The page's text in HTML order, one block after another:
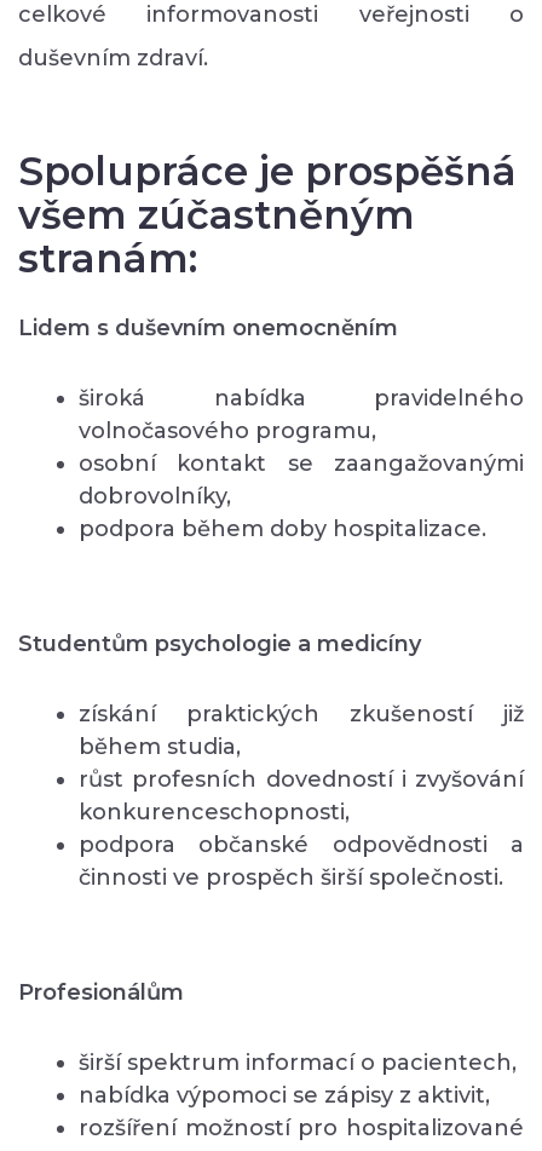
celkové informovanosti veřejnosti o
duševním zdraví.
Spolupráce je prospěšná
všem zúčastněným
stranám:
Lidem s duševním onemocněním
široká nabídka pravidelného
volnočasového programu,
osobní kontakt se zaangažovanými
dobrovolníky,
podpora během doby hospitalizace.
Studentům psychologie a medicíny
získání praktických zkušeností již
během studia,
růst profesních dovedností i zvyšování
konkurenceschopnosti,
podpora občanské odpovědnosti a
činnosti ve prospěch širší společnosti.
Profesionálům
širší spektrum informací o pacientech,
nabídka výpomoci se zápisy z aktivit,
rozšíření možností pro hospitalizované